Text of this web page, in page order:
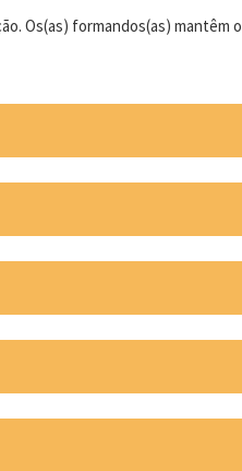
Os(as) formandos(as) mantêm o